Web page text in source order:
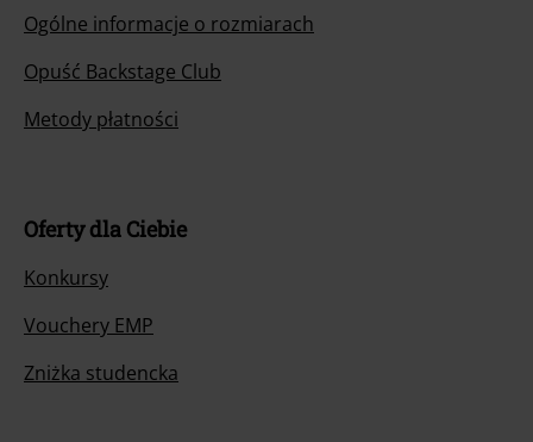
Ogólne informacje o rozmiarach
Opuść Backstage Club
Metody płatności
Oferty dla Ciebie
Konkursy
Vouchery EMP
Zniżka studencka